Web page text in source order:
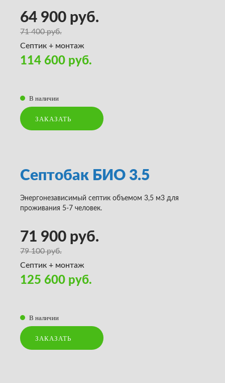
64 900 руб.
71 400 руб.
Септик + монтаж
114 600 руб.
В наличии
ЗАКАЗАТЬ
Септобак БИО 3.5
Энергонезависимый септик объемом 3,5 м3 для
проживания 5-7 человек.
71 900 руб.
79 100 руб.
Септик + монтаж
125 600 руб.
В наличии
ЗАКАЗАТЬ